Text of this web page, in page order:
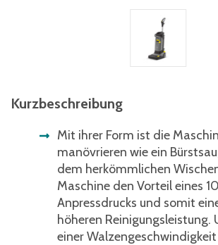
Kurzbeschreibung
Mit ihrer Form ist die
manövrieren wie ein
dem herkömmlichen
Maschine den Vorteil eines
Anpressdrucks und somit
höheren Reinigungsleistung.
einer